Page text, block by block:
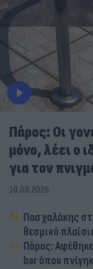
Πάρος: Οι
μόνο, λέει ο
για τον
10.08.2026
Πασχαλάκης
θεσμικό
Πάρος:
bar όπου